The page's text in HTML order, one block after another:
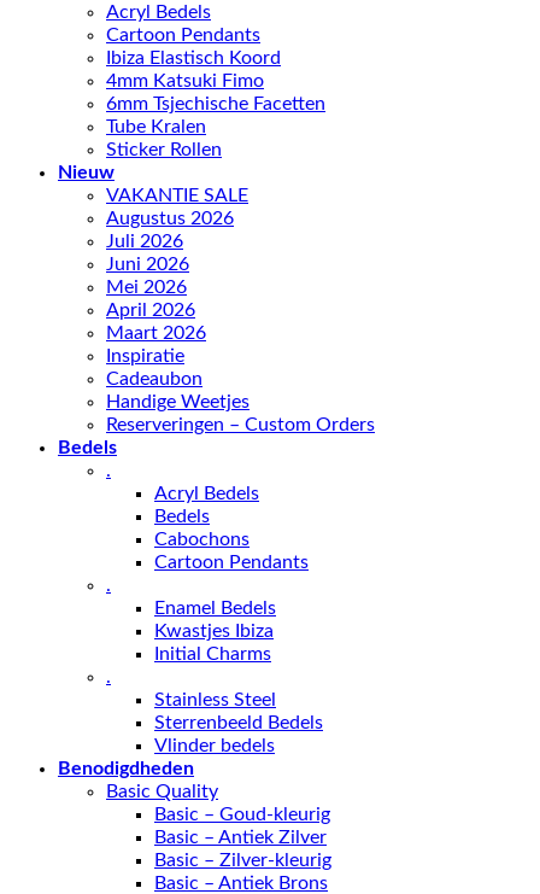
Acryl Bedels
Cartoon Pendants
Ibiza Elastisch Koord
4mm Katsuki Fimo
6mm Tsjechische Facetten
Tube Kralen
Sticker Rollen
Nieuw
VAKANTIE SALE
Augustus 2026
Juli 2026
Juni 2026
Mei 2026
April 2026
Maart 2026
Inspiratie
Cadeaubon
Handige Weetjes
Reserveringen – Custom Orders
Bedels
.
Acryl Bedels
Bedels
Cabochons
Cartoon Pendants
.
Enamel Bedels
Kwastjes Ibiza
Initial Charms
.
Stainless Steel
Sterrenbeeld Bedels
Vlinder bedels
Benodigdheden
Basic Quality
Basic – Goud-kleurig
Basic – Antiek Zilver
Basic – Zilver-kleurig
Basic – Antiek Brons